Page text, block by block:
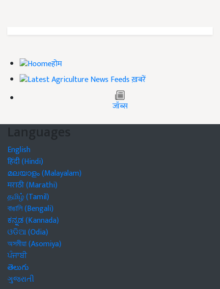
होम
ख़बरें
जॉब्स
Languages
English
हिंदी (Hindi)
മലയാളം (Malayalam)
मराठी (Marathi)
தமிழ் (Tamil)
বাঙালি (Bengali)
ಕನ್ನಡ (Kannada)
ଓଡିଆ (Odia)
অসমীয়া (Asomiya)
ਪੰਜਾਬੀ
తెలుగు
ગુજરાતી